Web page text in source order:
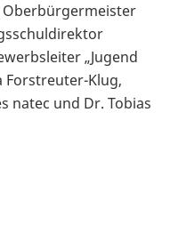
„Jugend
Forstreuter-Klug,
natec und Dr. Tobias